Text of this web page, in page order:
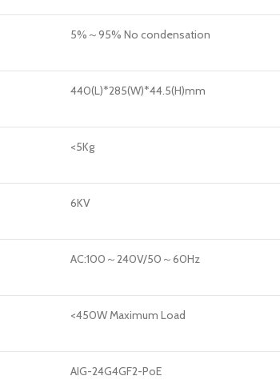
5%～95% No condensation
440(L)*285(W)*44.5(H)mm
<5Kg
6KV
AC:100～240V/50～60Hz
<450W Maximum Load
AIG-24G4GF2-PoE